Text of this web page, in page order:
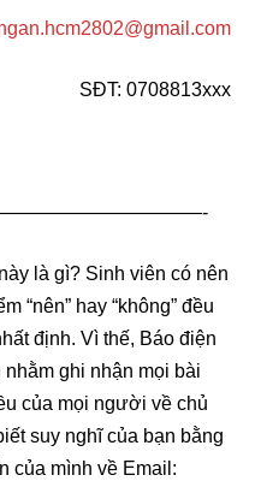
SĐT: 0708813xxx
là gì? Sinh viên có nên
“nên” hay “không” đều
định. Vì thế, Báo điện
ghi nhận mọi bài
của mọi người về chủ
suy nghĩ của bạn bằng
của mình về Email: